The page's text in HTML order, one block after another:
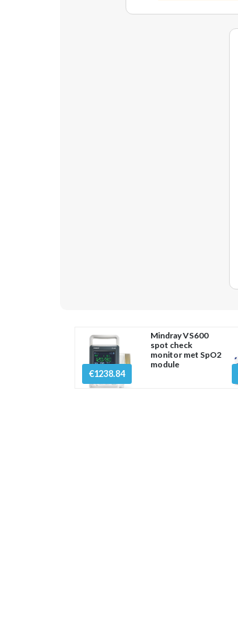
€1238.84
Mindray VS600
spot check
monitor met SpO2
module